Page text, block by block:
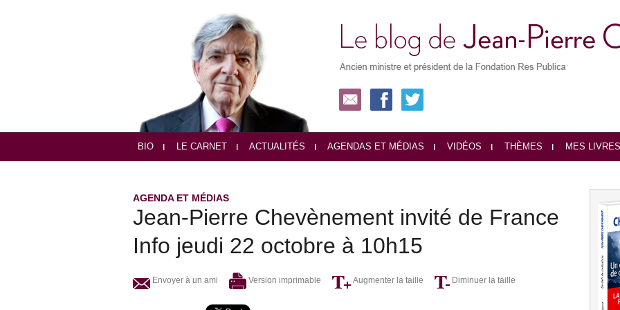
BIO LE CARNET ACTUALITÉS AGENDAS ET MÉDIAS VIDÉOS THÈMES MES LIVRES
AGENDA ET MÉDIAS
Jean-Pierre Chevènement invité de France
Info jeudi 22 octobre à 10h15
Envoyer à un ami Version imprimable Augmenter la taille Diminuer la taille